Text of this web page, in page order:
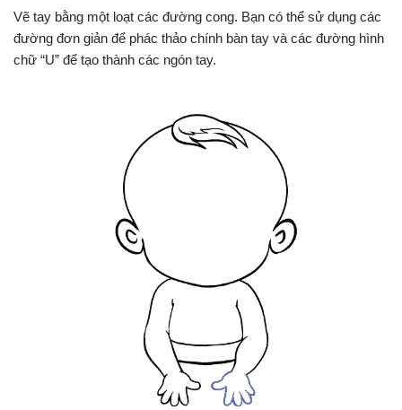
Vẽ tay bằng một loạt các đường cong. Bạn có thể sử dụng các
đường đơn giản để phác thảo chính bàn tay và các đường hình
chữ “U” để tạo thành các ngón tay.